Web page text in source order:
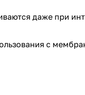
даже при
с